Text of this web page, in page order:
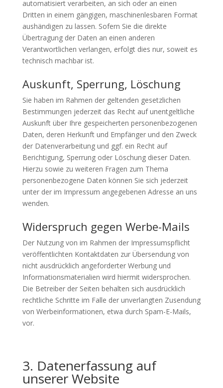
automatisiert verarbeiten, an sich oder an einen
Dritten in einem gängigen, maschinenlesbaren Format
aushändigen zu lassen. Sofern Sie die direkte
Übertragung der Daten an einen anderen
Verantwortlichen verlangen, erfolgt dies nur, soweit es
technisch machbar ist.
Auskunft, Sperrung, Löschung
Sie haben im Rahmen der geltenden gesetzlichen
Bestimmungen jederzeit das Recht auf unentgeltliche
Auskunft über Ihre gespeicherten personenbezogenen
Daten, deren Herkunft und Empfänger und den Zweck
der Datenverarbeitung und ggf. ein Recht auf
Berichtigung, Sperrung oder Löschung dieser Daten.
Hierzu sowie zu weiteren Fragen zum Thema
personenbezogene Daten können Sie sich jederzeit
unter der im Impressum angegebenen Adresse an uns
wenden.
Widerspruch gegen Werbe-Mails
Der Nutzung von im Rahmen der Impressumspflicht
veröffentlichten Kontaktdaten zur Übersendung von
nicht ausdrücklich angeforderter Werbung und
Informationsmaterialien wird hiermit widersprochen.
Die Betreiber der Seiten behalten sich ausdrücklich
rechtliche Schritte im Falle der unverlangten Zusendung
von Werbeinformationen, etwa durch Spam-E-Mails,
vor.
3. Datenerfassung auf
unserer Website